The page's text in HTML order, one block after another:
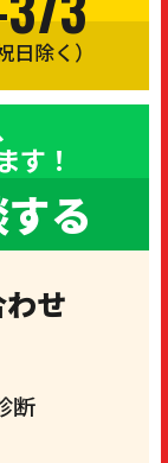
除く）
す！
る
せ
断